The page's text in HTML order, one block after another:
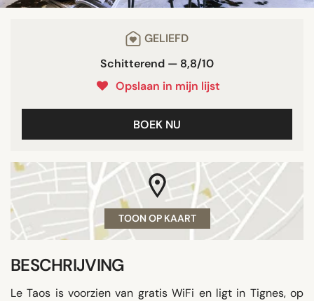
GELIEFD
Schitterend — 8,8/10
Opslaan in mijn lijst
BOEK NU
TOON OP KAART
BESCHRIJVING
Le Taos is voorzien van gratis WiFi en ligt in Tignes, op